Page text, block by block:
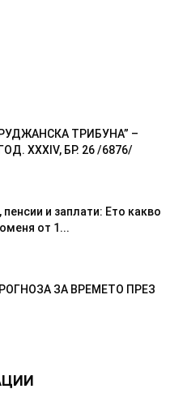
ТРИБУНА” –
XXХIV, БР. 26 /6876/
пенсии и заплати: Ето какво
от 1...
ЗА ВРЕМЕТО ПРЕЗ